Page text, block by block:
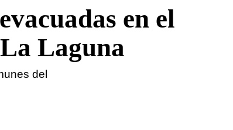
en el
Laguna
del